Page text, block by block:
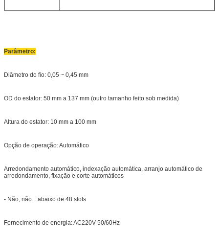
Parâmetro:
Diâmetro do fio: 0,05 ~ 0,45 mm
OD do estator: 50 mm a 137 mm (outro tamanho feito sob medida)
Altura do estator: 10 mm a 100 mm
Opção de operação: Automático
Arredondamento automático, indexação automática, arranjo automático de
arredondamento, fixação e corte automáticos
- Não, não. : abaixo de 48 slots
Fornecimento de energia: AC220V 50/60Hz